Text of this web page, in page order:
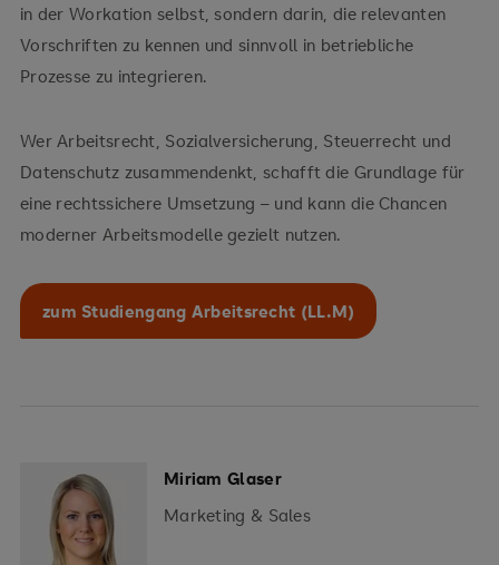
in der Workation selbst, sondern darin, die relevanten
Vorschriften zu kennen und sinnvoll in betriebliche
Prozesse zu integrieren.
Wer Arbeitsrecht, Sozialversicherung, Steuerrecht und
Datenschutz zusammendenkt, schafft die Grundlage für
eine rechtssichere Umsetzung – und kann die Chancen
moderner Arbeitsmodelle gezielt nutzen.
zum Studiengang Arbeitsrecht (LL.M)
Miriam Glaser
Marketing & Sales